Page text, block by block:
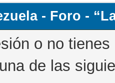
- Foro -
o no
de las